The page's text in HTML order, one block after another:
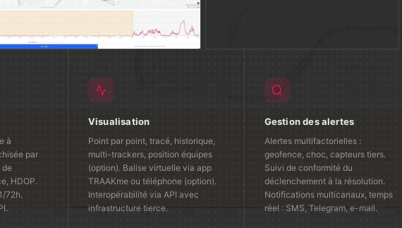
à
par
de
HDOP.
72h.
Visualisation
Point par point, tracé, historique,
multi-trackers, position équipes
(option). Balise virtuelle via app
TRAAKme ou téléphone (option).
Interopérabilité via API avec
infrastructure tierce.
Gestion des alertes
Alertes multifactorielles :
geofence, choc, capteurs tiers.
Suivi de conformité du
déclenchement à la résolution.
Notifications multicanaux, temps
réel : SMS, Telegram, e-mail.